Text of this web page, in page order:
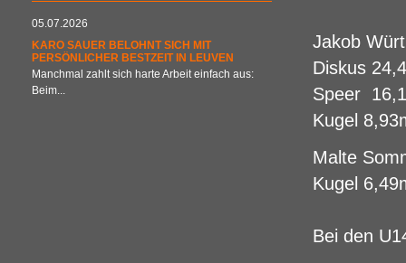
05.07.2026
KARO SAUER BELOHNT SICH MIT
PERSÖNLICHER BESTZEIT IN LEUVEN
Manchmal zahlt sich harte Arbeit einfach aus:
Beim...
Jakob
Diskus
Speer
Kugel
Malte
Kugel
Bei den